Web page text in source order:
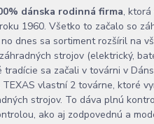
dánska rodinná firma, ktorá
1960. Všetko to začalo so
dnes sa sortiment rozšíril na
strojov (elektrický,
tradície sa začali v továrni v
TEXAS vlastní 2 továrne, ktoré
strojov. To dáva plnú
ako aj zodpovednú a